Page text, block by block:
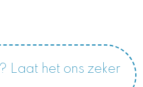
Laat het ons zeker